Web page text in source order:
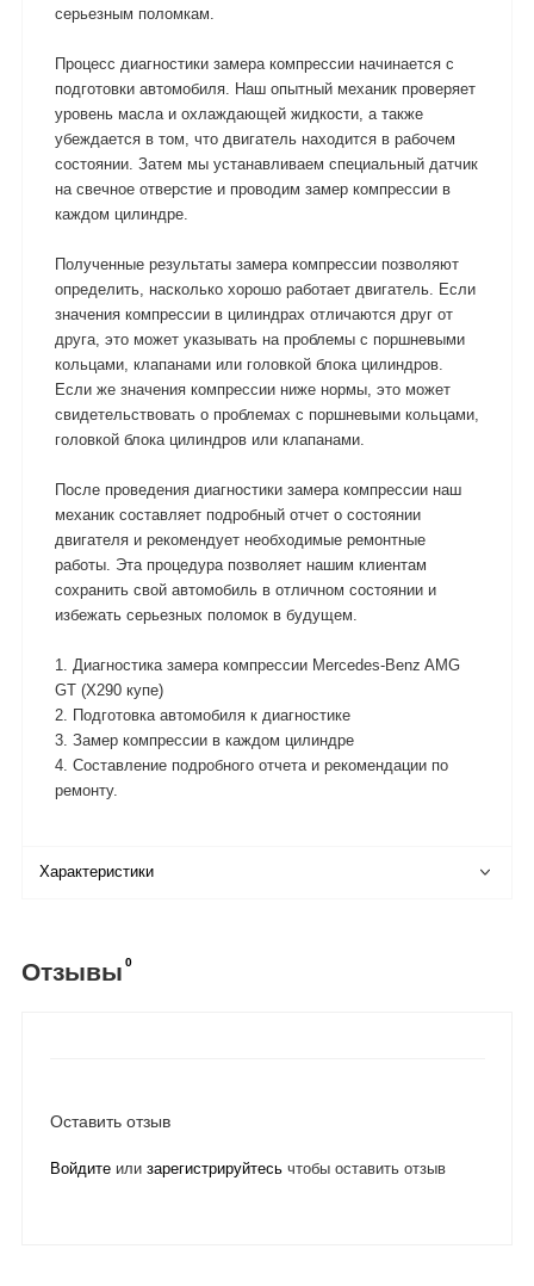
серьезным поломкам.
Процесс диагностики замера компрессии начинается с
подготовки автомобиля. Наш опытный механик проверяет
уровень масла и охлаждающей жидкости, а также
убеждается в том, что двигатель находится в рабочем
состоянии. Затем мы устанавливаем специальный датчик
на свечное отверстие и проводим замер компрессии в
каждом цилиндре.
Полученные результаты замера компрессии позволяют
определить, насколько хорошо работает двигатель. Если
значения компрессии в цилиндрах отличаются друг от
друга, это может указывать на проблемы с поршневыми
кольцами, клапанами или головкой блока цилиндров.
Если же значения компрессии ниже нормы, это может
свидетельствовать о проблемах с поршневыми кольцами,
головкой блока цилиндров или клапанами.
После проведения диагностики замера компрессии наш
механик составляет подробный отчет о состоянии
двигателя и рекомендует необходимые ремонтные
работы. Эта процедура позволяет нашим клиентам
сохранить свой автомобиль в отличном состоянии и
избежать серьезных поломок в будущем.
1. Диагностика замера компрессии Mercedes-Benz AMG
GT (X290 купе)
2. Подготовка автомобиля к диагностике
3. Замер компрессии в каждом цилиндре
4. Составление подробного отчета и рекомендации по
ремонту.
Характеристики
Отзывы 0
Оставить отзыв
Войдитеили зарегистрируйтесьчтобы оставить отзыв